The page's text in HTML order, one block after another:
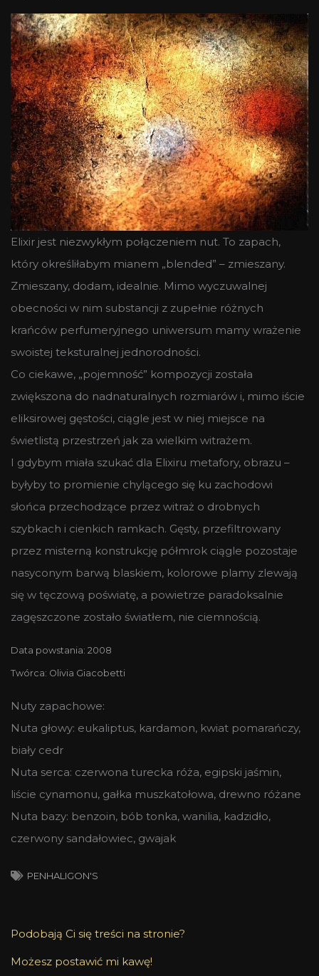
Elixir jest niezwykłym połączeniem nut. To zapach,
który określiłabym mianem „blended” – zmieszany.
Zmieszany, dodam, idealnie. Mimo wyczuwalnej
obecności w nim substancji z zupełnie różnych
krańców perfumeryjnego uniwersum mamy wrażenie
swoistej teksturalnej jednorodności.
Co ciekawe, „pojemność” kompozycji została
zwiększona do nadnaturalnych rozmiarów i, mimo iście
eliksirowej gęstości, ciągle jest w niej miejsce na
świetlistą przestrzeń jak za wielkim witrażem.
I gdybym miała szukać dla Elixiru metafory, obrazu –
byłyby to promienie chylącego się ku zachodowi
słońca przechodzące przez witraż o drobnych
szybkach i cienkich ramkach. Gęsty, przefiltrowany
przez misterną konstrukcję półmrok ciągle pozostaje
nasyconym barwą blaskiem, kolorowe plamy zlewają
się w tęczową poświatę, a powietrze paradoksalnie
zagęszczone zostało światłem, nie ciemnością.
Data powstania: 2008
Twórca: Olivia Giacobetti
Nuty zapachowe:
Nuta głowy: eukaliptus, kardamon, kwiat pomarańczy,
biały cedr
Nuta serca: czerwona turecka róża, egipski jaśmin,
liście cynamonu, gałka muszkatołowa, drewno różane
Nuta bazy: benzoin, bób tonka, wanilia, kadzidło,
czerwony sandałowiec, gwajak
PENHALIGON'S
Podobają Ci się treści na stronie?
Możesz postawić mi kawę!